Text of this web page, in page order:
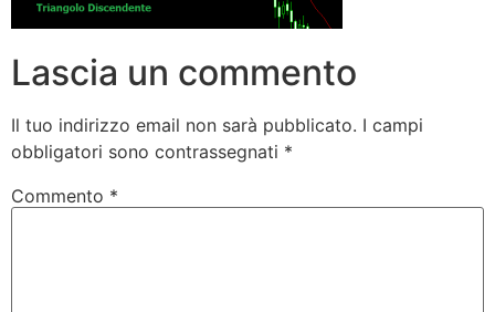
Lascia un commento
Il tuo indirizzo email non sarà pubblicato. I campi
obbligatori sono contrassegnati *
Commento *